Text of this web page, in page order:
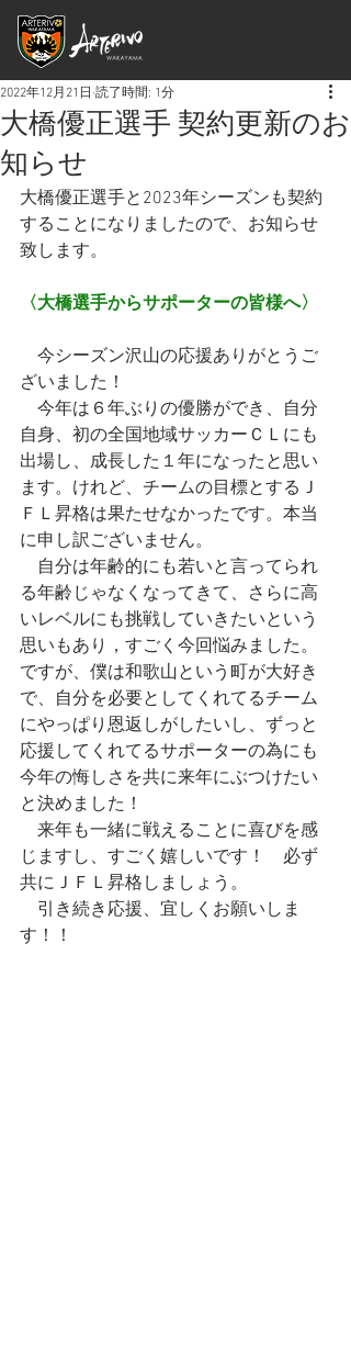
大橋優正選手 契約更新のお
知らせ
2022年12月21日 読了時間: 1分
大橋優正選手と2023年シーズンも契約
することになりましたので、お知らせ
致します。
〈大橋選手からサポーターの皆様へ〉
今シーズン沢山の応援ありがとうご
ざいました！
今年は６年ぶりの優勝ができ、自分
自身、初の全国地域サッカーＣＬにも
出場し、成長した１年になったと思い
ます。けれど、チームの目標とするＪ
ＦＬ昇格は果たせなかったです。本当
に申し訳ございません。
自分は年齢的にも若いと言ってられ
る年齢じゃなくなってきて、さらに高
いレベルにも挑戦していきたいという
思いもあり，すごく今回悩みました。
ですが、僕は和歌山という町が大好き
で、自分を必要としてくれてるチーム
にやっぱり恩返しがしたいし、ずっと
応援してくれてるサポーターの為にも
今年の悔しさを共に来年にぶつけたい
と決めました！
来年も一緒に戦えることに喜びを感
じますし、すごく嬉しいです！　必ず
共にＪＦＬ昇格しましょう。
引き続き応援、宜しくお願いしま
す！！